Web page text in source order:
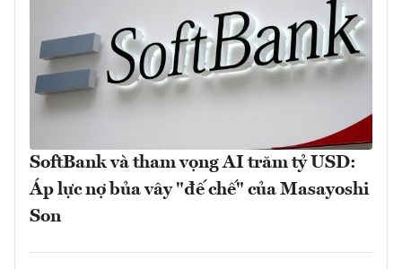
SoftBank và tham vọng AI trăm tỷ USD:
Áp lực nợ bủa vây "đế chế" của Masayoshi
Son